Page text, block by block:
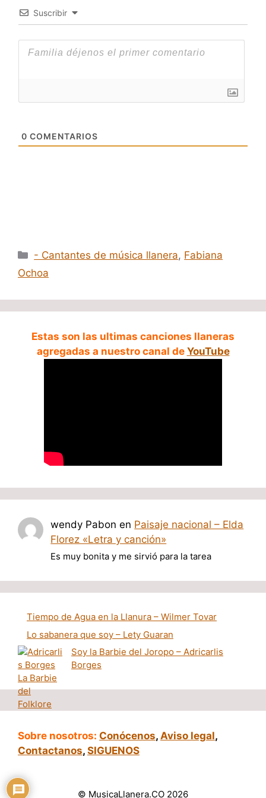
Suscribir
0 COMENTARIOS
Categorías
- Cantantes de música llanera, Fabiana
Ochoa
Estas son las ultimas canciones llaneras
agregadas a nuestro canal de YouTube
wendy Pabon en Paisaje nacional – Elda
Florez «Letra y canción»
Es muy bonita y me sirvió para la tarea
Tiempo de Agua en la Llanura – Wilmer Tovar
Lo sabanera que soy – Lety Guaran
Soy la Barbie del Joropo – Adricarlis
Borges
Sobre nosotros: Conócenos, Aviso legal,
Contactanos, SIGUENOS
© MusicaLlanera.CO 2026